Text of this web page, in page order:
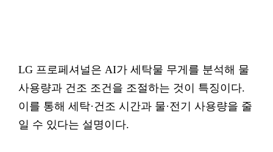
LG 프로페셔널은 AI가 세탁물 무게를 분석해 물
사용량과 건조 조건을 조절하는 것이 특징이다.
이를 통해 세탁·건조 시간과 물·전기 사용량을 줄
일 수 있다는 설명이다.